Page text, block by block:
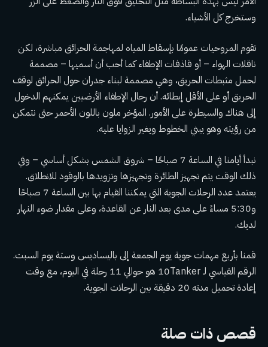
وستخرج كل الأشياء.
تقوم المروحيات عمومًا بإسقاط المياه لمهاجمة الحرائق مباشرة، لكن
ناقلات الهواء – أو قاذفات الإطفاء كما أحب أن أسميها – مصممة
لحمل مثبطات الحريق، وهي مصممة لبناء جدران حول الحرائق لوقف
الحريق أو على الأقل إبطائه. أن رجال الإطفاء الأرضيين يمكنهم الدخول
إلى هناك والسيطرة على الأمور. المؤخر ملون باللون الأحمر حتى نتمكن
من رؤيته وهو يبني الخطوط ويغير الزوايا عليه.
نبدأ أيامنا في الساعة 7 صباحًا – شروق الشمس بشكل أساسي – وفي
ذلك الوقت يتم تجهيز الطائرة وتجهيزها وتزويدها بالوقود للانطلاق.
يعتمد عدد الرحلات الجوية التي يمكننا القيام بها بين الساعة 7 صباحًا
و5:30 مساءً على مدى بعد النار عن القاعدة، وعلى مقدار ضوء النهار
لديك.
قمنا بأربع مهمات جوية يوم الجمعة إلى باليساديس وستة يوم السبت.
الرقم القياسي لـ 10Tanker هو حوالي 11 رحلة في اليوم، مع وقت
إعادة تحميل مدته 20 دقيقة بين الرحلات الجوية.
قصص ذات صلة